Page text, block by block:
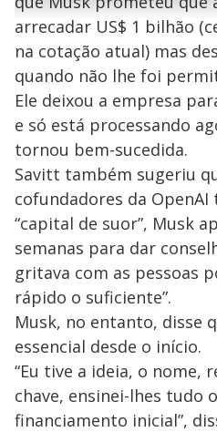
a
y
V
i
d
e
o
u
d
o
g
n
d
s
o
arrecadar US$ 1 bilhão
na cotação atual) mas
quando não lhe foi
Ele deixou a empresa
e só está processando
tornou bem-sucedida.
Savitt também sugeriu
cofundadores da
“capital de suor”, Musk
semanas para dar
gritava com as pessoas
rápido o suficiente”.
Musk, no entanto, disse
essencial desde o início.
“Eu tive a ideia, o nome,
chave, ensinei-lhes tudo
financiamento inicial”,